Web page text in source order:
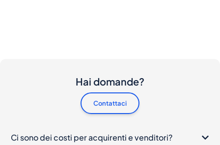
Hai domande?
Contattaci
Ci sono dei costi per acquirenti e venditori?